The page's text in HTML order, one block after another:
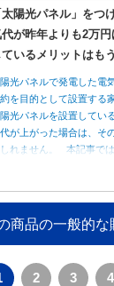
太陽光パネル」をつ
代が昨年よりも2万
ているメリットはも
光パネルで発電した電
を目的として設置する
光パネルを設置してい
が上がった場合は、そ
しれません。 本記事で
商品の一般的な
2 3 4